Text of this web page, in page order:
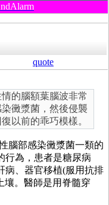
quote
的腦額葉腦波非常
黴漿菌，然後侵襲
以前的乖巧模樣。
腦部感染黴漿菌一類的
行為，患者是糖尿病
病、器官移植(服用抗排
壤。醫師是用脊髓穿